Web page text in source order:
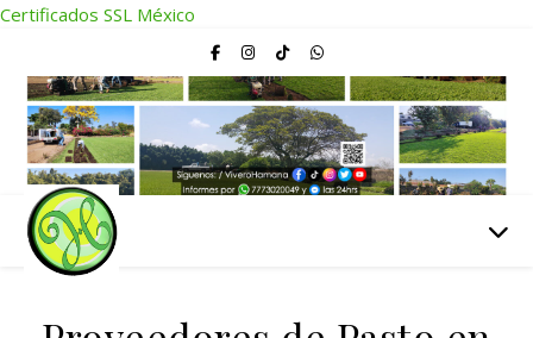
Certificados SSL México